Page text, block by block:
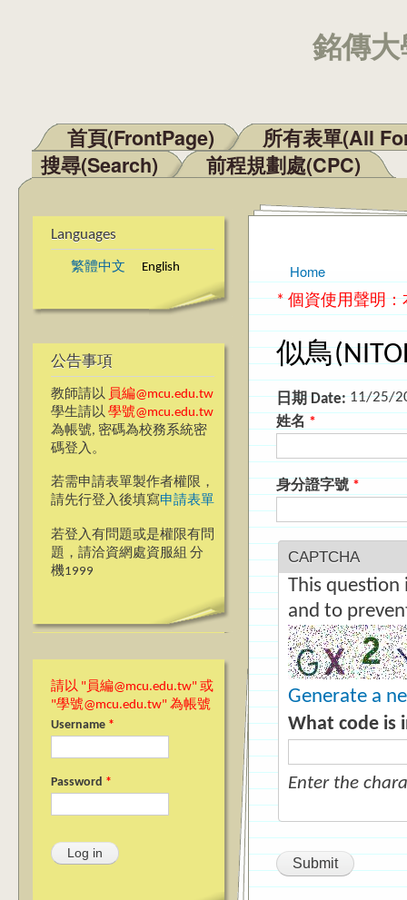
銘傳
Main menu
首頁(FrontPage)
所有表單(All
搜尋(Search)
前程規劃處(CPC)
Languages
繁體中文 English
公告事項
教師請以 員編@mcu.edu.tw
學生請以 學號@mcu.edu.tw
為帳號, 密碼為校務系統密
碼登入。
若需申請表單製作者權限，
請先行登入後填寫申請表單
若登入有問題或是權限有問
題，請洽資網處資服組 分
機1999
請以 "員編@mcu.edu.tw" 或
"學號@mcu.edu.tw" 為帳號
Username *
Password *
You are here
Home
* 個資使用聲明
似鳥
日期 Date:11/25/
姓名 *
身分證字號 *
CAPTCHA
This
and to
Generate a
What code is
Enter the